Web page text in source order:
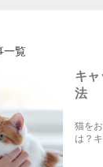
一覧
キ
法
猫を
は？